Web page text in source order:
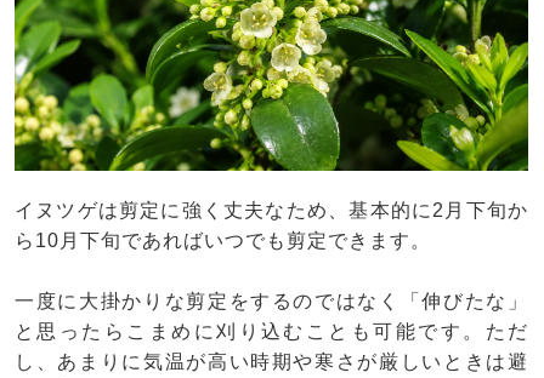
イヌツゲは剪定に強く丈夫なため、基本的に2月下旬か
ら10月下旬であればいつでも剪定できます。
一度に大掛かりな剪定をするのではなく「伸びたな」
と思ったらこまめに刈り込むことも可能です。ただ
し、あまりに気温が高い時期や寒さが厳しいときは避